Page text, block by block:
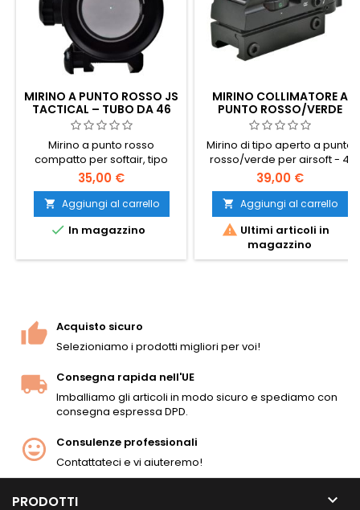
MIRINO A PUNTO ROSSO JS
TACTICAL – TUBO DA 46
MM, INGRANDIMENTO 1×,
ATTACCO PICATINNY
Mirino a punto rosso
compatto per softair, tipo
tubolare (JS Tactical JS-
1X46GRD). Tubo obiettivo da
46 mm, ingrandimento 1×,
diverse impostazioni di
luminosità, attacco Picatinny
qualsiasi guida da 20 mm. Il
garantire un’acquisizione
rapida del...
35,00 €
 Aggiungi al carrello
 In magazzino
MIRINO COLLIMATORE A
PUNTO ROSSO/VERDE
AIRSOFT DI TIPO APERTO
Mirino di tipo aperto a punto
rosso/verde per airsoft - 4
modelli, 2 colori
39,00 €
 Aggiungi al carrello
 Ultimi articoli in
magazzino
Acquisto sicuro
Selezioniamo i prodotti migliori per voi!
Consegna rapida nell'UE
Imballiamo gli articoli in modo sicuro e spediamo con
consegna espressa DPD.
Consulenze professionali
Contattateci e vi aiuteremo!
PRODOTTI 